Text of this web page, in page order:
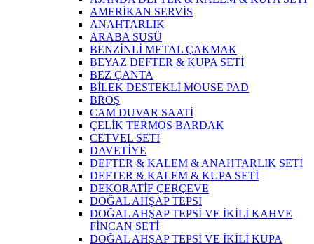
AMERİKAN SERVİS
ANAHTARLIK
ARABA SÜSÜ
BENZİNLİ METAL ÇAKMAK
BEYAZ DEFTER & KUPA SETİ
BEZ ÇANTA
BİLEK DESTEKLİ MOUSE PAD
BROŞ
CAM DUVAR SAATİ
ÇELİK TERMOS BARDAK
CETVEL SETİ
DAVETİYE
DEFTER & KALEM & ANAHTARLIK SETİ
DEFTER & KALEM & KUPA SETİ
DEKORATİF ÇERÇEVE
DOĞAL AHŞAP TEPSİ
DOĞAL AHŞAP TEPSİ VE İKİLİ KAHVE
FİNCAN SETİ
DOĞAL AHŞAP TEPSİ VE İKİLİ KUPA